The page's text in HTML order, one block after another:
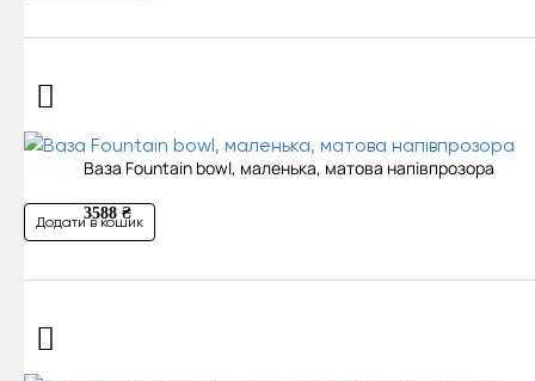
Ваза Fountain bowl, маленька, матова напівпрозора
3588 ₴
Додати в кошик